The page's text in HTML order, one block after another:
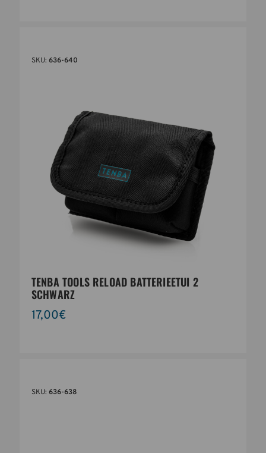
SKU: 636-640
TENBA TOOLS RELOAD BATTERIEETUI 2
SCHWARZ
17,00€
SKU: 636-638